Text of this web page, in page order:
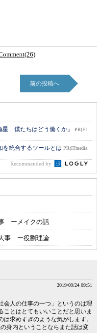
前の投稿へ
星 僕たちはどう働くか』
PR(FI
統合するツールとは PR(ITmedia
Recommended by
ーメイクの話
事 ー役割理論
2019/09/24 09:51
会人の仕事の一つ」というのは理
ことはとてもいいことだと思いま
求めすぎのような気がします。
身内ということならまた話は変